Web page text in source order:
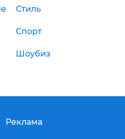
Стиль
Спорт
Шоубиз
Реклама